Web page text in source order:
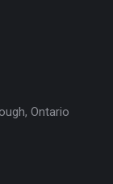
Ontario